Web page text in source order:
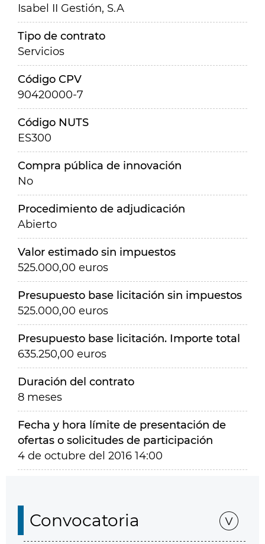
Isabel II Gestión, S.A
Tipo de contrato
Servicios
Código CPV
90420000-7
Código NUTS
ES300
Compra pública de innovación
No
Procedimiento de adjudicación
Abierto
Valor estimado sin impuestos
525.000,00 euros
Presupuesto base licitación sin impuestos
525.000,00 euros
Presupuesto base licitación. Importe total
635.250,00 euros
Duración del contrato
8 meses
Fecha y hora límite de presentación de
ofertas o solicitudes de participación
4 de octubre del 2016 14:00
Convocatoria